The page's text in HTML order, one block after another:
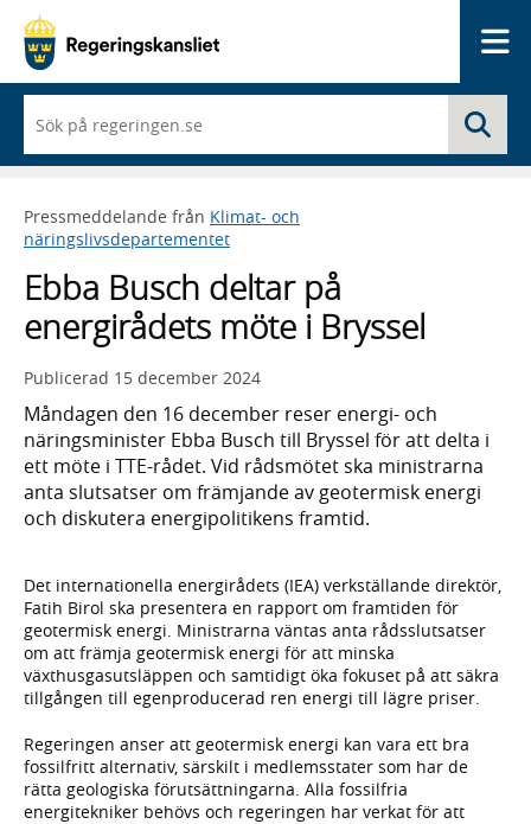
du
börjar
skriva
framträder
en
med
sökförslag
Pressmeddelande från Klimat- och
näringslivsdepartementet
Ebba Busch deltar på
energirådets möte i Bryssel
Publicerad 15 december 2024
Måndagen den 16 december reser energi- och
näringsminister Ebba Busch till Bryssel för att delta i
ett möte i TTE-rådet. Vid rådsmötet ska ministrarna
anta slutsatser om främjande av geotermisk energi
och diskutera energipolitikens framtid.
Det internationella energirådets (IEA) verkställande direktör,
Fatih Birol ska presentera en rapport om framtiden för
geotermisk energi. Ministrarna väntas anta rådsslutsatser
om att främja geotermisk energi för att minska
växthusgasutsläppen och samtidigt öka fokuset på att säkra
tillgången till egenproducerad ren energi till lägre priser.
Regeringen anser att geotermisk energi kan vara ett bra
fossilfritt alternativ, särskilt i medlemsstater som har de
rätta geologiska förutsättningarna. Alla fossilfria
energitekniker behövs och regeringen har verkat för att